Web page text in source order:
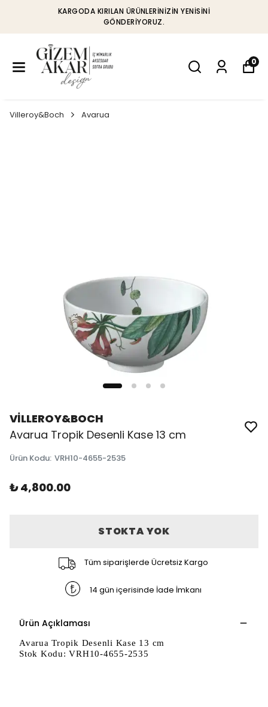
KARGODA KIRILAN ÜRÜNLERINIZIN YENISINI
GÖNDERIYORUZ.
0
Villeroy&Boch Avarua
VİLLEROY&BOCH
Avarua Tropik Desenli Kase 13 cm
Ürün Kodu: VRH10-4655-2535
₺ 4,800.00
STOKTA YOK
Tüm siparişlerde Ücretsiz Kargo
14 gün içerisinde İade İmkanı
Ürün Açıklaması
Avarua Tropik Desenli Kase 13 cm
Stok Kodu: VRH10-4655-2535